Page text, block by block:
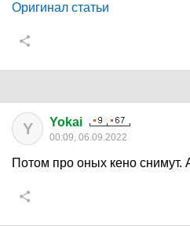
Оригинал статьи
Y Yokai
00:09, 06.09.2022
Потом про оных кено снимут.